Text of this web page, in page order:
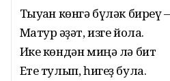
Тыуған көнгә бүләк биреү
Матур ғәҙәт, изге йола.
Ике көндән миңә лә бит
Ете тулып, һигеҙ була.